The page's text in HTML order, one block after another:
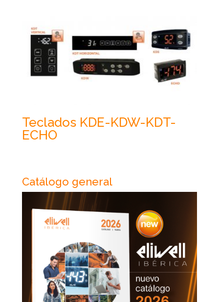
Teclados KDE-KDW-KDT-
ECHO
Catálogo general